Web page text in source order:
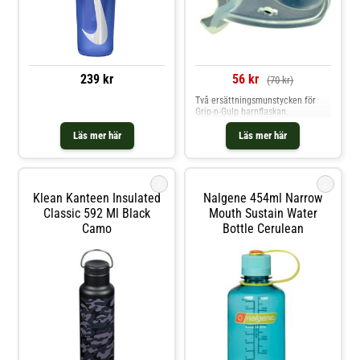
öppning Justerbar handrem
239 kr
Läs mer här
56 kr (70 kr)
Läs mer här
Två ersättningsmunstycken för
Grip-n-Gulp barnflaskan.
Klean Kanteen Insulated
Classic 592 Ml Black
Camo
Nalgene 454ml Narrow
Mouth Sustain Water
Bottle Cerulean